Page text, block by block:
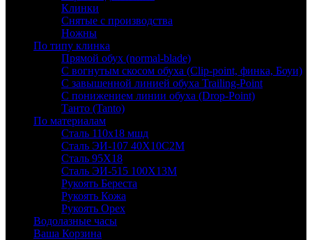
Клинки
Снятые с производства
Ножны
По типу клинка
Прямой обух (normal-blade)
С вогнутым скосом обуха (Clip-point, финка, Боуи)
С завышенной линией обуха Trailing-Point
С понижением линии обуха (Drop-Point)
Танто (Tanto)
По материалам
Сталь 110х18 мшд
Сталь ЭИ-107 40Х10С2М
Сталь 95Х18
Сталь ЭИ-515 100Х13М
Рукоять Береста
Рукоять Кожа
Рукоять Орех
Водолазные часы
Ваша Корзина